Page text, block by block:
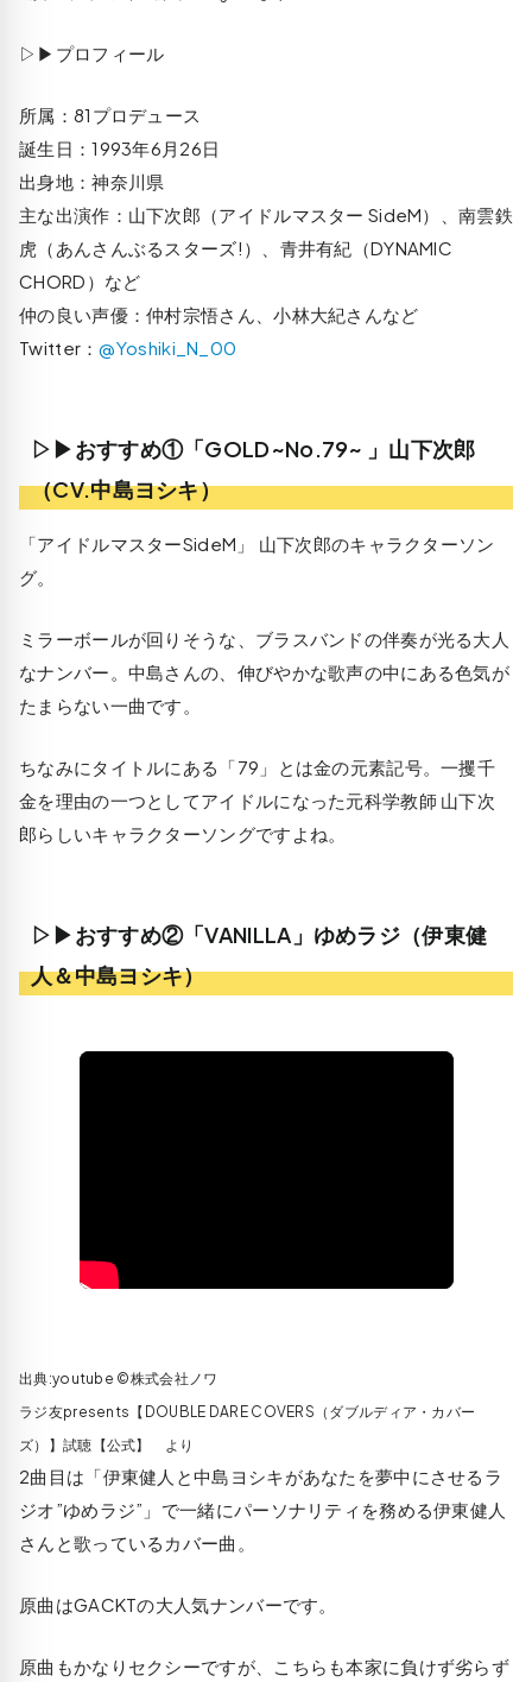
▷▶プロフィール
所属：81プロデュース
誕生日：1993年6月26日
出身地：神奈川県
主な出演作：山下次郎（アイドルマスター SideM）、南雲鉄
虎（あんさんぶるスターズ!）、青井有紀（DYNAMIC
CHORD）など
仲の良い声優：仲村宗悟さん、小林大紀さんなど
Twitter：@Yoshiki_N_00
▷▶おすすめ①「GOLD~No.79~ 」山下次郎
（CV.中島ヨシキ）
「アイドルマスターSideM」 山下次郎のキャラクターソン
グ。
ミラーボールが回りそうな、ブラスバンドの伴奏が光る大人
なナンバー。中島さんの、伸びやかな歌声の中にある色気が
たまらない一曲です。
ちなみにタイトルにある「79」とは金の元素記号。一攫千
金を理由の一つとしてアイドルになった元科学教師 山下次
郎らしいキャラクターソングですよね。
▷▶おすすめ②「VANILLA」ゆめラジ（伊東健
人＆中島ヨシキ）
出典:youtube ©株式会社ノワ
ラジ友presents【DOUBLE DARE COVERS（ダブルディア・カバー
ズ）】試聴【公式】 より
2曲目は「伊東健人と中島ヨシキがあなたを夢中にさせるラ
ジオ”ゆめラジ”」で一緒にパーソナリティを務める伊東健人
さんと歌っているカバー曲。
原曲はGACKTの大人気ナンバーです。
原曲もかなりセクシーですが、こちらも本家に負けず劣らず